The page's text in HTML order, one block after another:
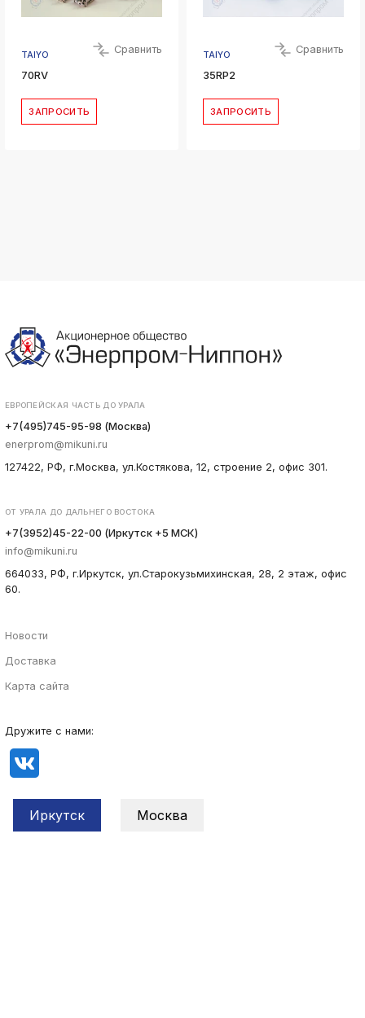
TAIYO Сравнить
70RV
ЗАПРОСИТЬ
TAIYO Сравнить
35RP2
ЗАПРОСИТЬ
ЕВРОПЕЙСКАЯ ЧАСТЬ ДО УРАЛА
+7(495)745-95-98 (Москва)
enerprom@mikuni.ru
127422, РФ, г.Москва, ул.Костякова, 12, строение 2, офис 301.
ОТ УРАЛА ДО ДАЛЬНЕГО ВОСТОКА
+7(3952)45-22-00 (Иркутск +5 МСК)
info@mikuni.ru
664033, РФ, г.Иркутск, ул.Старокузьмихинская, 28, 2 этаж, офис
60.
Новости
Доставка
Карта сайта
Дружите с нами:
Иркутск Москва